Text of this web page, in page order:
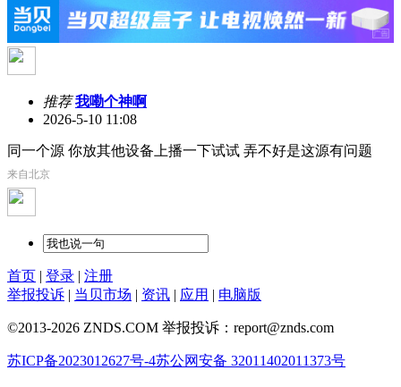
推荐我嘞个神啊
2026-5-10 11:08
同一个源 你放其他设备上播一下试试 弄不好是这源有问题
来自北京
首页 | 登录 | 注册
举报投诉 | 当贝市场 | 资讯 | 应用 | 电脑版
©2013-2026 ZNDS.COM 举报投诉：report@znds.com
苏ICP备2023012627号-4苏公网安备 32011402011373号